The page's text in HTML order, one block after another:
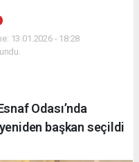
13.01.2026 - 18:28
Odası’nda
başkan seçildi